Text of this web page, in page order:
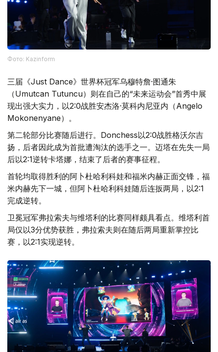
Фото: Kazinform
三届《Just Dance》世界杯冠军乌穆特詹·图通朱
（Umutcan Tutuncu）则在自己的“未来运动会”首秀中展
现出强大实力，以2:0战胜安杰洛·莫科内尼亚内（Angelo
Mokonenyane）。
第二轮部分比赛随后进行。Donchess以2:0战胜格沃尔吉
扬，后者因此成为首批遭淘汰的选手之一。迈塔在先失一局
后以2:1逆转卡塔娜，结束了后者的赛事征程。
首轮均取得胜利的阿卜杜哈利科娃和福米内赫正面交锋，福
米内赫先下一城，但阿卜杜哈利科娃随后连扳两局，以2:1
完成逆转。
卫冕冠军弗拉索夫与维塔利的比赛同样颇具看点。维塔利首
局仅以3分优势获胜，弗拉索夫则在随后两局重新掌控比
赛，以2:1实现逆转。